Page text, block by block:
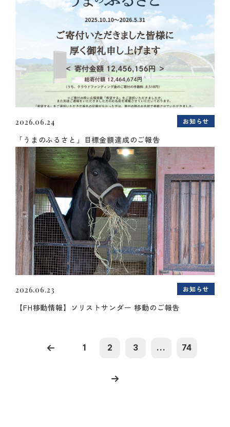
2026.06.24 お知らせ
「うまのふるさと」目標金額達成のご報告
2026.06.23 お知らせ
【FH移動情報】ソリストサンダー 移動のご報告
1 2 3 ... 74